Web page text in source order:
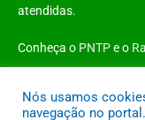
atendidas.
Conheça o PNTPe o
Nós usamos
navegação no